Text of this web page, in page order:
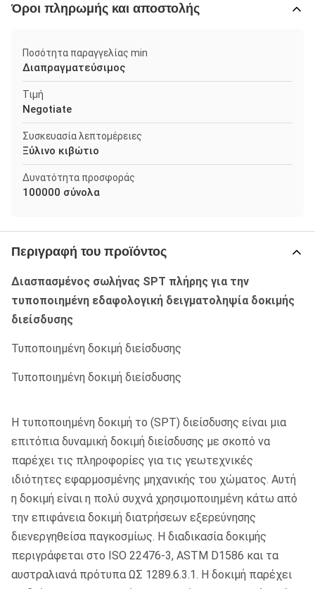
Όροι πληρωμής και αποστολής
Ποσότητα παραγγελίας min
Διαπραγματεύσιμος
Τιμή
Negotiate
Συσκευασία λεπτομέρειες
Ξύλινο κιβώτιο
Δυνατότητα προσφοράς
100000 σύνολα
Περιγραφή του προϊόντος
Διασπασμένος σωλήνας SPT πλήρης για την
τυποποιημένη εδαφολογική δειγματοληψία δοκιμής
διείσδυσης
Τυποποιημένη δοκιμή διείσδυσης
Τυποποιημένη δοκιμή διείσδυσης
Η τυποποιημένη δοκιμή το (SPT) διείσδυσης είναι μια
επιτόπια δυναμική δοκιμή διείσδυσης με σκοπό να
παρέχει τις πληροφορίες για τις γεωτεχνικές
ιδιότητες εφαρμοσμένης μηχανικής του χώματος. Αυτή
η δοκιμή είναι η πολύ συχνά χρησιμοποιημένη κάτω από
την επιφάνεια δοκιμή διατρήσεων εξερεύνησης
διενεργηθείσα παγκοσμίως. Η διαδικασία δοκιμής
περιγράφεται στο ISO 22476-3, ASTM D1586 και τα
αυστραλιανά πρότυπα ΩΣ 1289.6.3.1. Η δοκιμή παρέχει